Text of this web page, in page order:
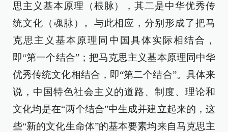
思主义基本原理（根脉），其二是中华优秀传
统文化（魂脉）。与此相应，分别形成了把马
克思主义基本原理同中国具体实际相结合，
即“第一个结合”；把马克思主义基本原理同中华
优秀传统文化相结合，即“第二个结合”。具体来
说，中国特色社会主义的道路、制度、理论和
文化均是在“两个结合”中生成并建立起来的，这
些“新的文化生命体”的基本要素均来自马克思主